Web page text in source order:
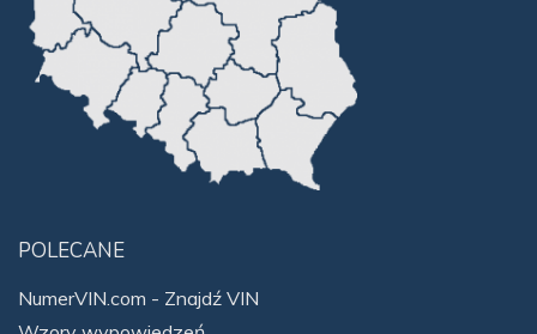
POLECANE
NumerVIN.com - Znajdź VIN